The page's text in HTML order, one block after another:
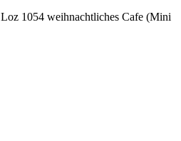
Loz 1054 weihnachtliches Cafe (Mini